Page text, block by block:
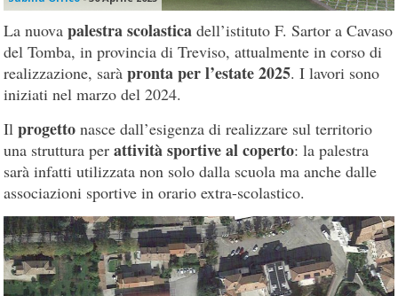
La nuovapalestra scolasticadell’istituto F. Sartor a Cavaso
del Tomba, in provincia di Treviso, attualmente in corso di
realizzazione, saràpronta per l’estate 2025. I lavori sono
iniziati nel marzo del 2024.
Ilprogetto nasce dall’esigenza di realizzare sul territorio
una struttura perattività sportive al coperto: la palestra
sarà infatti utilizzata non solo dalla scuola ma anche dalle
associazioni sportive in orario extra-scolastico.